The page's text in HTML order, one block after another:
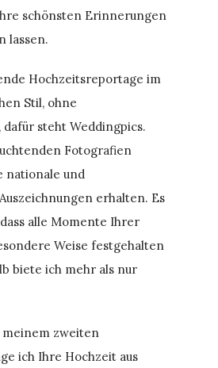
schönsten Erinnerungen
lassen.
Hochzeitsreportage im
Stil, ohne
dafür steht Weddingpics.
Fotografien
nationale und
erhalten. Es
alle Momente Ihrer
Weise festgehalten
biete ich mehr als nur
zweiten
ich Ihre Hochzeit aus